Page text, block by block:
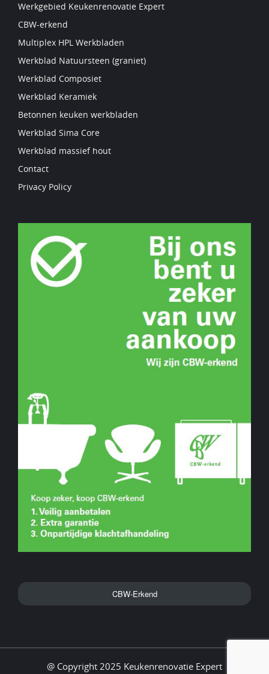
Werkgebied Keukenrenovatie Expert
CBW-erkend
Multiplex HPL Werkbladen
Werkblad Natuursteen (graniet)
Werkblad Composiet
Werkblad Keramiek
Betonnen keuken werkbladen
Werkblad Sima Core
Werkblad massief hout
Contact
Privacy Policy
CBW-Erkend
@ Copyright 2025 Keukenrenovatie Expert